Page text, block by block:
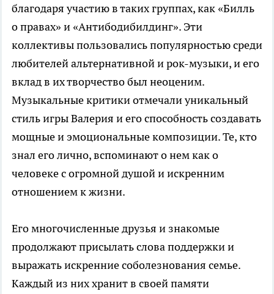
благодаря участию в таких группах, как «Билль
о правах» и «Антибодибилдинг». Эти
коллективы пользовались популярностью среди
любителей альтернативной и рок-музыки, и его
вклад в их творчество был неоценим.
Музыкальные критики отмечали уникальный
стиль игры Валерия и его способность создавать
мощные и эмоциональные композиции. Те, кто
знал его лично, вспоминают о нем как о
человеке с огромной душой и искренним
отношением к жизни.
Его многочисленные друзья и знакомые
продолжают присылать слова поддержки и
выражать искренние соболезнования семье.
Каждый из них хранит в своей памяти